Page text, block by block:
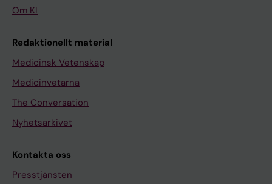
Om KI
Redaktionellt material
Medicinsk Vetenskap
Medicinvetarna
The Conversation
Nyhetsarkivet
Kontakta oss
Presstjänsten